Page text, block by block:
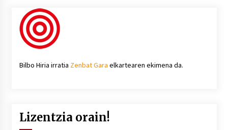
Bilbo Hiria irratia Zenbat Gara elkartearen ekimena da.
Lizentzia orain!